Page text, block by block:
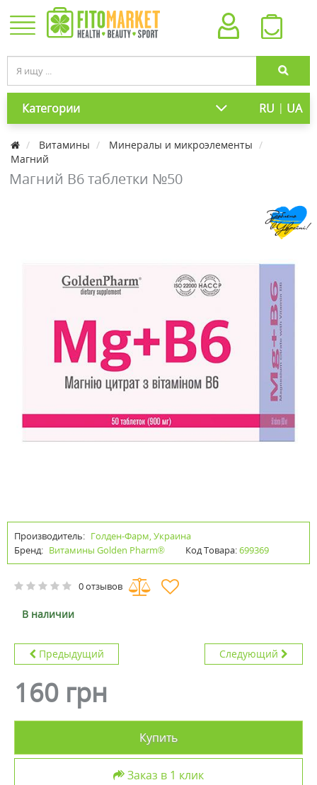
Категории RU | UA
Витамины
Минералы и микроэлементы
Магний
Магний В6 таблетки №50
Производитель: Голден-Фарм, Украина
Бренд: Витамины Golden Pharm® Код Товара:699369
0 отзывов
В наличии
Предыдущий Следующий
160 грн
Купить
Заказ в 1 клик